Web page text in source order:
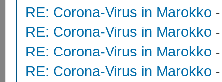
RE: Corona-Virus in Marokko
RE: Corona-Virus in Marokko
RE: Corona-Virus in Marokko
RE: Corona-Virus in Marokko